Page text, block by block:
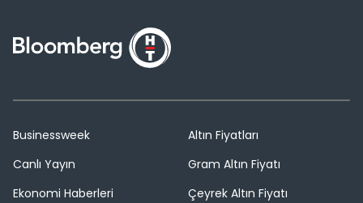
Businessweek
Canlı Yayın
Ekonomi Haberleri
Altın Fiyatları
Gram Altın Fiyatı
Çeyrek Altın Fiyatı